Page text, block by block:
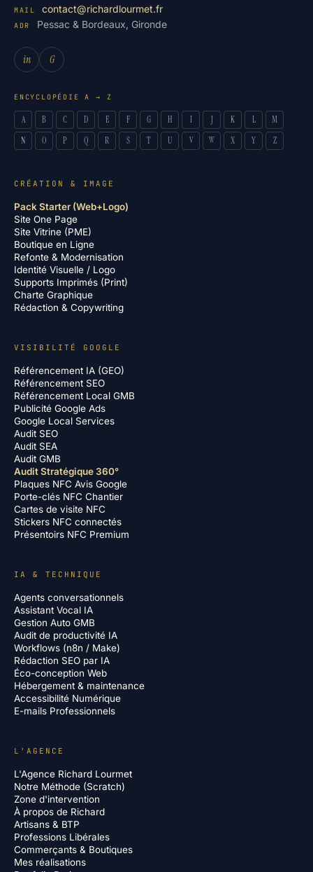
MAIL contact@richardlourmet.fr
ADR Pessac & Bordeaux, Gironde
in G
ENCYCLOPÉDIE A → Z
A B C D E F G H I J K L
M
N
O P Q R S T U V W X Y Z
CRÉATION & IMAGE
Pack Starter (Web+Logo)
Site One Page
Site Vitrine (PME)
Boutique en Ligne
Refonte & Modernisation
Identité Visuelle / Logo
Supports Imprimés (Print)
Charte Graphique
Rédaction & Copywriting
VISIBILITÉ GOOGLE
Référencement IA (GEO)
Référencement SEO
Référencement Local GMB
Publicité Google Ads
Google Local Services
Audit SEO
Audit SEA
Audit GMB
Audit Stratégique 360°
Plaques NFC Avis Google
Porte-clés NFC Chantier
Cartes de visite NFC
Stickers NFC connectés
Présentoirs NFC Premium
IA & TECHNIQUE
Agents conversationnels
Assistant Vocal IA
Gestion Auto GMB
Audit de productivité IA
Workflows (n8n / Make)
Rédaction SEO par IA
Éco-conception Web
Hébergement & maintenance
Accessibilité Numérique
E-mails Professionnels
L'AGENCE
L'Agence Richard Lourmet
Notre Méthode (Scratch)
Zone d'intervention
À propos de Richard
Artisans & BTP
Professions Libérales
Commerçants & Boutiques
Mes réalisations